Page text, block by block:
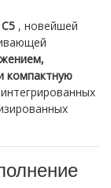
, новейшей
компактную